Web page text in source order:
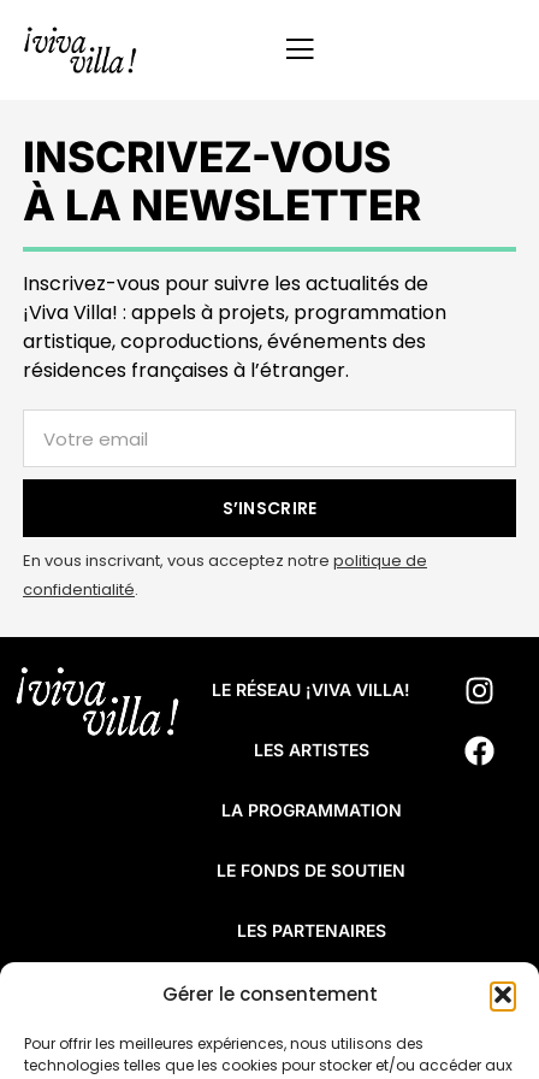
Gérer le consentement
Pour offrir les meilleures expériences, nous utilisons des
technologies telles que les cookies pour stocker et/ou accéder aux
INSCRIVEZ-VOUS
À LA NEWSLETTER
Inscrivez-vous pour suivre les actualités de
¡Viva Villa! : appels à projets, programmation
artistique, coproductions, événements des
résidences françaises à l’étranger.
S’INSCRIRE
En vous inscrivant, vous acceptez notre politique de
confidentialité.
LE RÉSEAU ¡VIVA VILLA!
LES ARTISTES
LA PROGRAMMATION
LE FONDS DE SOUTIEN
LES PARTENAIRES
FAQ
¡Viva Villa! est un réseau de résidences